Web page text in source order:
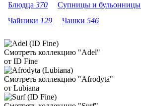
Блюдца 370 Супницы и бульонницы
Чайники 129 Чашки 546
Смотреть коллекцию "Adel"
от ID Fine
Смотреть коллекцию "Afrodyta"
от Lubiana